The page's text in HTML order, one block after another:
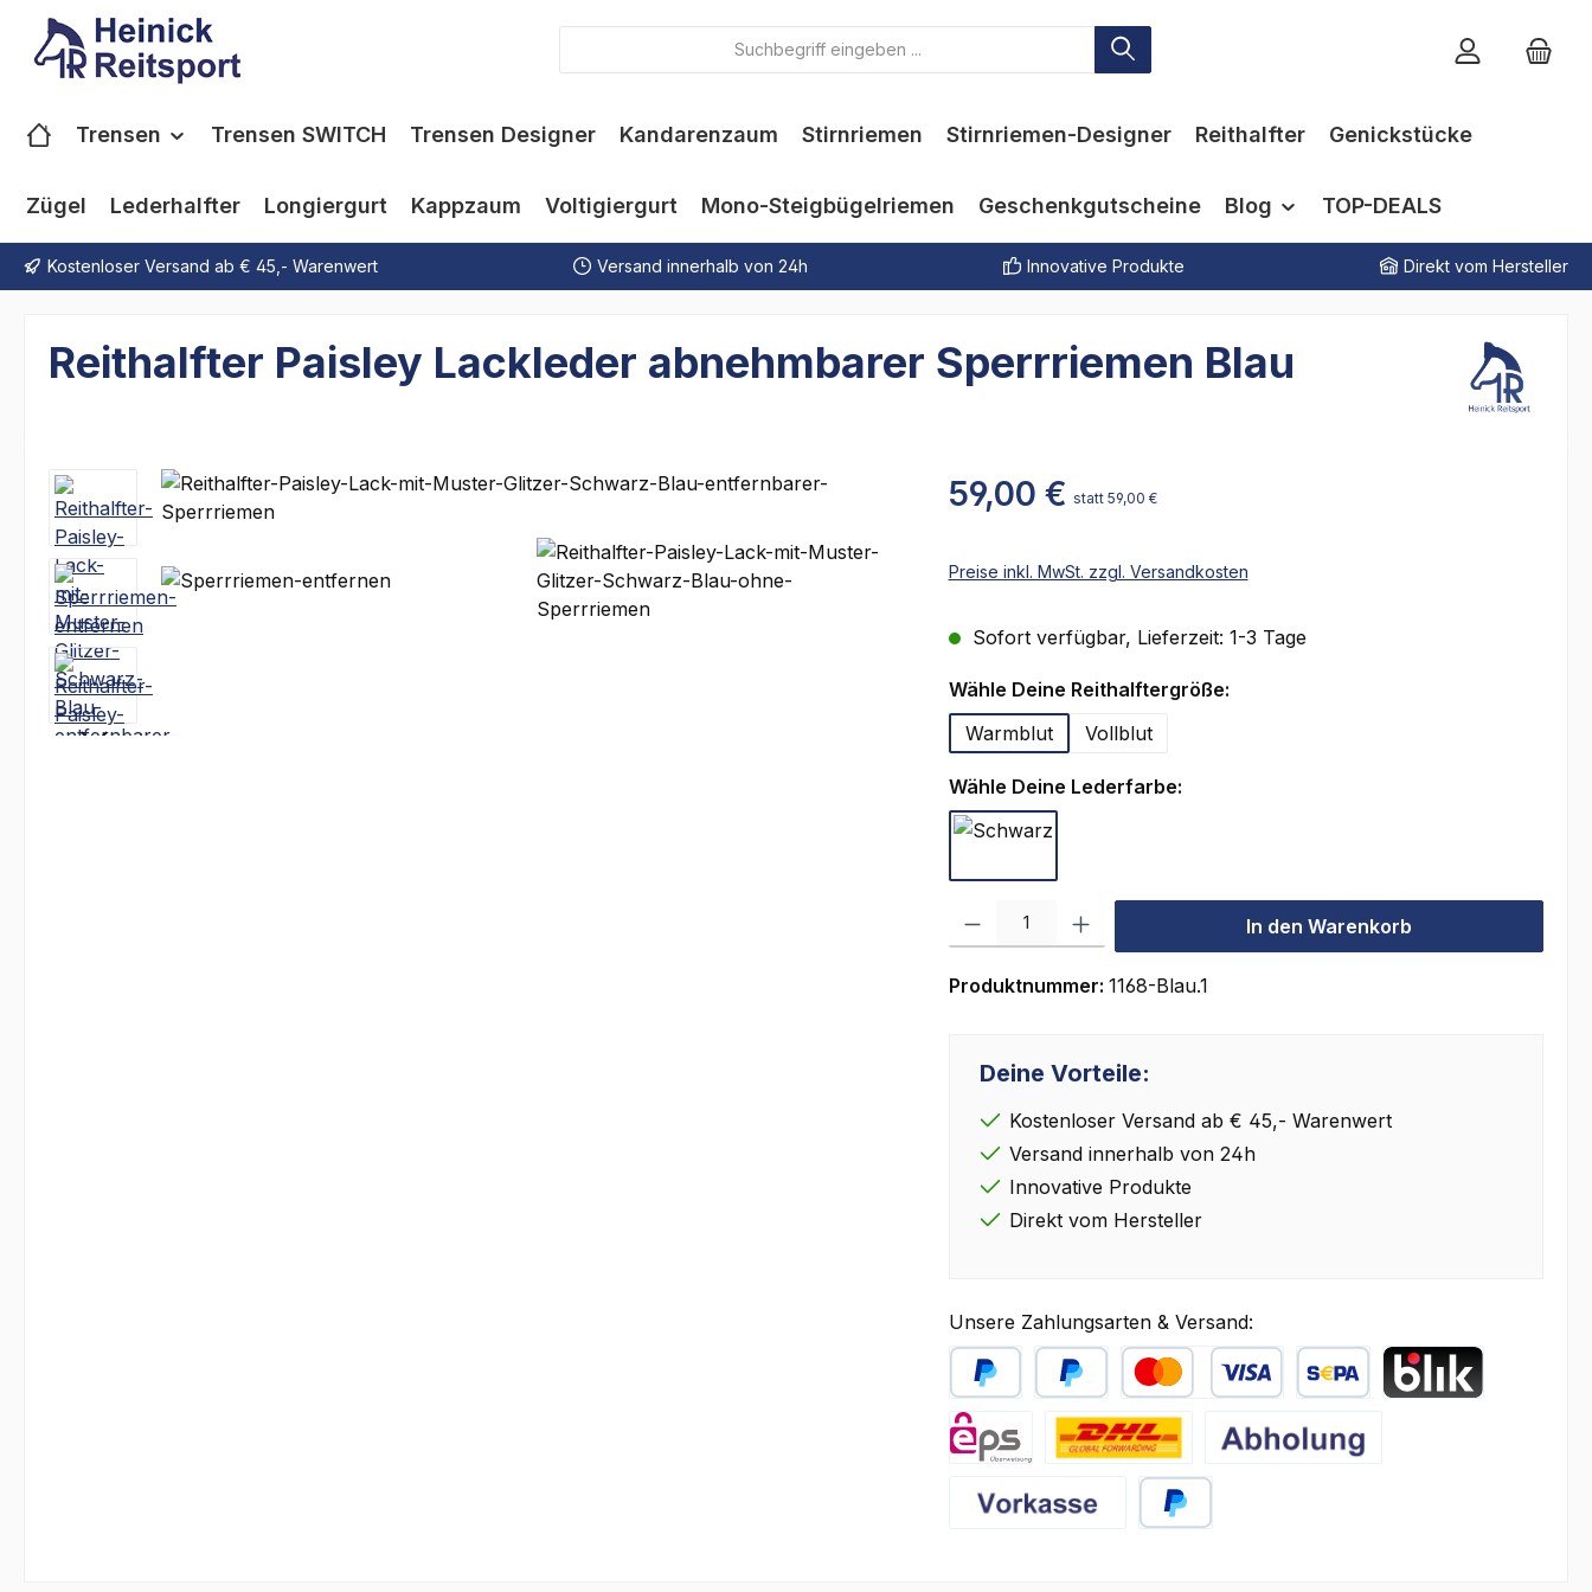
Hauptinhalt springen
Zur Suche springen
Zur Hauptnavigation springen
Trensen Trensen SWITCH Trensen Designer Kandarenzaum Stirnriemen Stirnriemen-Designer Reithalfter Genickstücke
Zügel Lederhalfter Longiergurt Kappzaum Voltigiergurt Mono-Steigbügelriemen Geschenkgutscheine Blog TOP-DEALS
Kostenloser Versand ab € 45,- Warenwert Versand innerhalb von 24h Innovative Produkte Direkt vom Hersteller
Reithalfter Paisley Lackleder abnehmbarer Sperrriemen Blau
Bildergalerie überspringen 59,00 € statt 59,00 €
Preise inkl. MwSt. zzgl. Versandkosten
Sofort verfügbar, Lieferzeit: 1-3 Tage
Wähle Deine Reithalftergröße:auswählen
Warmblut
Vollblut
Wähle Deine Lederfarbe:auswählen
Produkt Anzahl: Gib den gewünschten Wert ein oder benutze die Schaltflächen
In den Warenkorb
Produktnummer: 1168-Blau.1
Deine Vorteile:
Kostenloser Versand ab € 45,- Warenwert
Versand innerhalb von 24h
Innovative Produkte
Direkt vom Hersteller
Unsere Zahlungsarten & Versand:
PayPal Später BezahlenKredit- oder Debitkarte
Abholung